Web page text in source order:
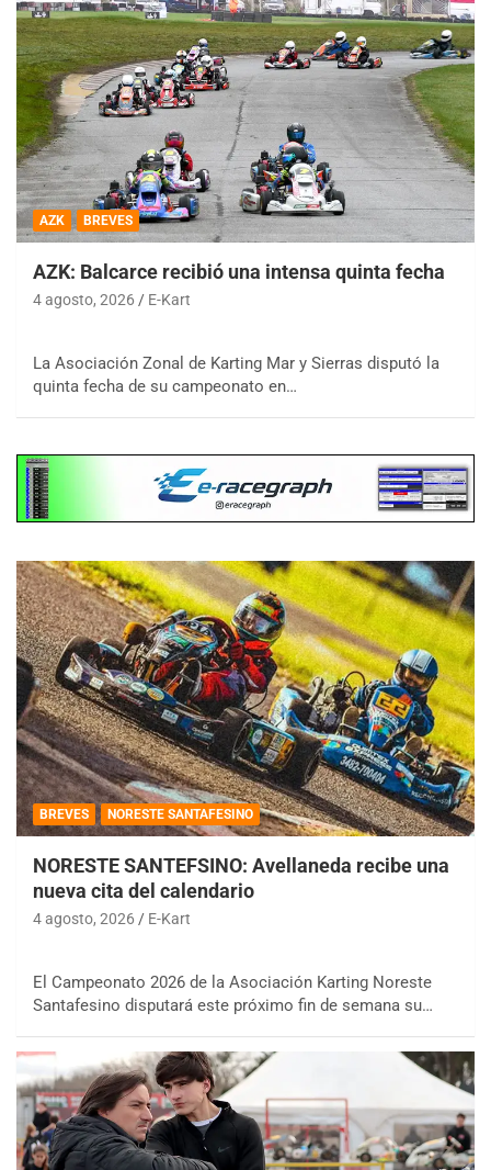
AZK BREVES
AZK: Balcarce recibió una intensa quinta fecha
4 agosto, 2026 E-Kart
La Asociación Zonal de Karting Mar y Sierras disputó la
quinta fecha de su campeonato en…
BREVES NORESTE SANTAFESINO
NORESTE SANTEFSINO: Avellaneda recibe una
nueva cita del calendario
4 agosto, 2026 E-Kart
El Campeonato 2026 de la Asociación Karting Noreste
Santafesino disputará este próximo fin de semana su…